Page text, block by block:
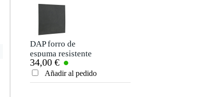
DAP forro de
espuma resistente
34,00 €
Añadir al pedido